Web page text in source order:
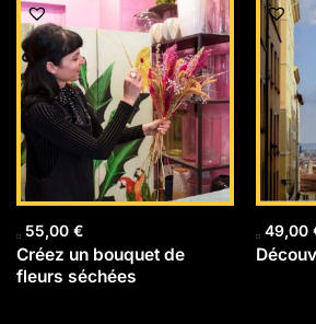
55,00 €
Créez un bouquet de
fleurs séchées
49,00